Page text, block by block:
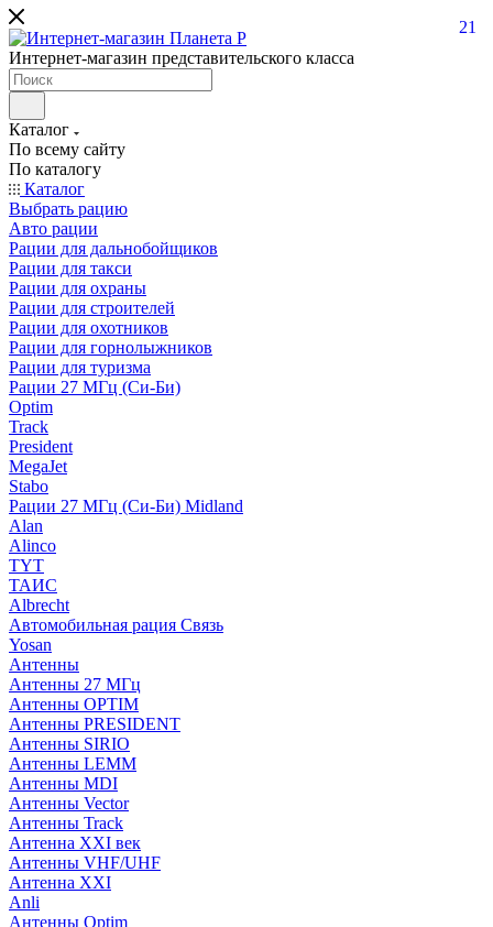
Интернет-магазин представительского класса
Каталог
По всему сайту
По каталогу
Каталог
Выбрать рацию
Авто рации
Рации для дальнобойщиков
Рации для такси
Рации для охраны
Рации для строителей
Рации для охотников
Рации для горнолыжников
Рации для туризма
Рации 27 МГц (Си-Би)
Optim
Track
President
MegaJet
Stabo
Рации 27 МГц (Си-Би) Midland
Alan
Alinco
TYT
ТАИС
Albrecht
Автомобильная рация Связь
Yosan
Антенны
Антенны 27 МГц
Антенны OPTIM
Антенны PRESIDENT
Антенны SIRIO
Антенны LEMM
Антенны MDI
Антенны Vector
Антенны Track
Антенна XXI век
Антенны VHF/UHF
Антенна XXI
Anli
Антенны Optim
21